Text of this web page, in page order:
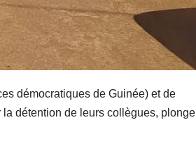
démocratiques de Guinée) et de
la détention de leurs collègues, plonge